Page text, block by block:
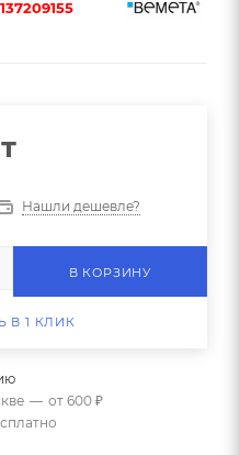
137209155
Нашли дешевле?
В КОРЗИНУ
В 1 КЛИК
— от 600 ₽